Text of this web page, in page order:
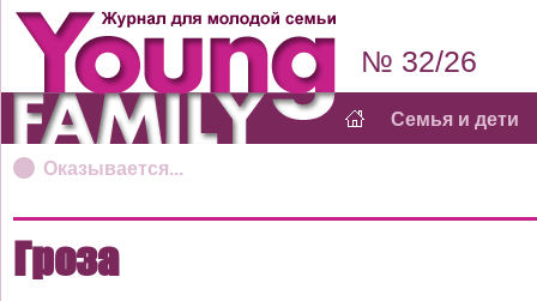
Оказывается...
Гроза
№ 32/26
Семья и дети